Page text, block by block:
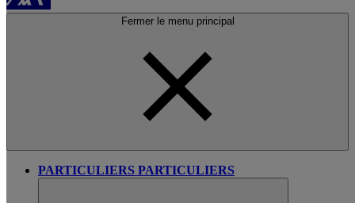
Fermer le menu principal
PARTICULIERS PARTICULIERS